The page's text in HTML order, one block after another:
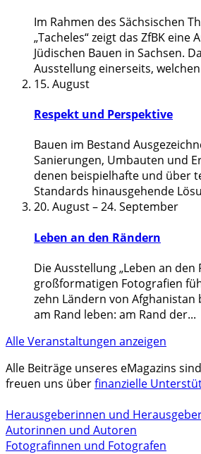
Im Rahmen des Sächsischen
„Tacheles“ zeigt das ZfBK eine
Jüdischen Bauen in Sachsen.
Ausstellung einerseits, welchen
15. August
Respekt und Perspektive
Bauen im Bestand
Sanierungen, Umbauten und
denen beispielhafte und über
Standards hinausgehende
20. August–24. September
Leben an den Rändern
Die Ausstellung „Leben an den
großformatigen Fotografien
zehn Ländern von Afghanistan
am Rand leben: am Rand der...
Alle Veranstaltungen anzeigen
Alle Beiträge unseres eMagazins
freuen uns überfinanzielle
Herausgeberinnen und
Autorinnen und Autoren
Fotografinnen und Fotografen